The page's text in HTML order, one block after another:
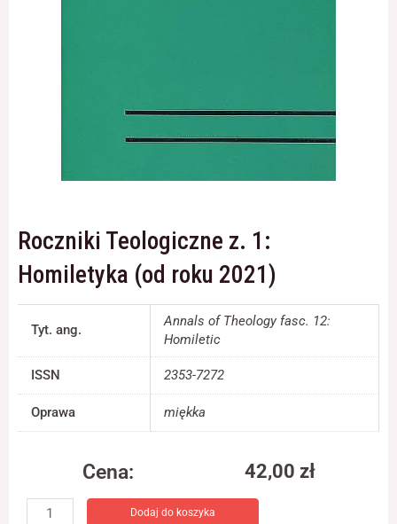
Roczniki Teologiczne z. 1:
Homiletyka (od roku 2021)
Tyt. ang.
Annals of Theology fasc. 12:
Homiletic
ISSN 2353-7272
Oprawa miękka
Cena: 42,00 zł
ilość
Roczniki
Dodaj do koszyka
nie są
one potrzebne
Statystyka
Abyśmy mogli
funkcjonalność
i strukturę
tego, jak strona
Doświadczenie
internetowa